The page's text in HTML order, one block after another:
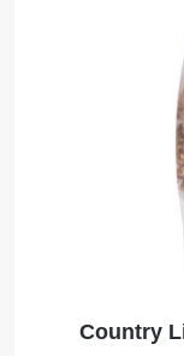
Country